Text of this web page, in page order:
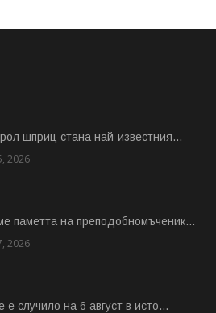
шприц стана най-известния...
2026
паметта на преподобномъченик...
2026
е случило на 6 август в исто...